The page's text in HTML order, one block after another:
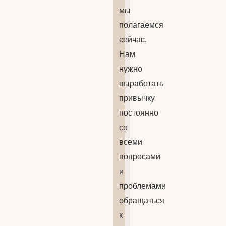
мы
полагаемся
сейчас.
Нам
нужно
выработать
привычку
постоянно
со
всеми
вопросами
и
проблемами
обращаться
к